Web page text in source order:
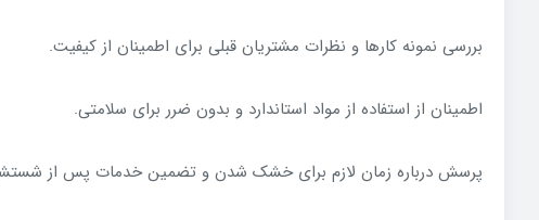
بررسی نمونه کارها و نظرات مشتریان قبلی برای اطمینان از کیفیت.
اطمینان از استفاده از مواد استاندارد و بدون ضرر برای سلامتی.
پرسش درباره زمان لازم برای خشک شدن و تضمین خدمات پس از